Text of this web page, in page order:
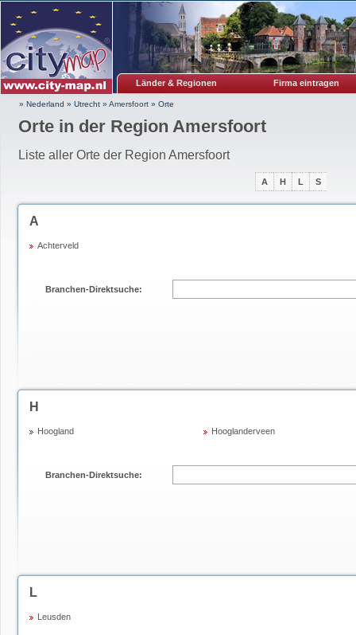
Länder & Regionen Firma eintragen
» Nederland » Utrecht » Amersfoort » Orte
Orte in der Region Amersfoort
Liste aller Orte der Region Amersfoort
A H L S
A
Achterveld
Branchen-Direktsuche:
H
Hoogland Hooglanderveen
Branchen-Direktsuche:
L
Leusden